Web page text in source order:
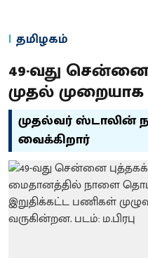
தமிழகம்
49-வது சென்னை
முதல்
முதல்வர் ஸ்டாலின்
வைக்கிறார்